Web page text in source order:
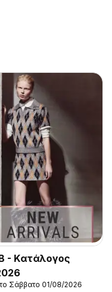
- Kατάλογος
Σάββατο 01/08/2026